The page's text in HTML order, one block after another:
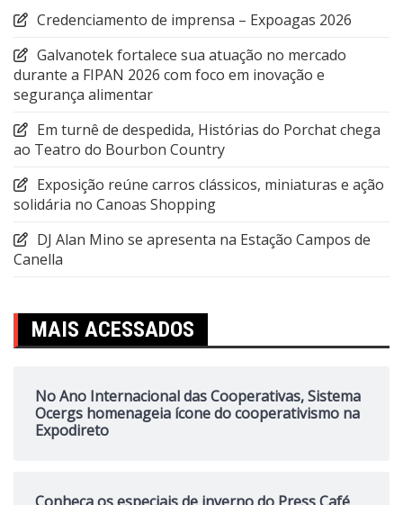
Credenciamento de imprensa – Expoagas 2026
Galvanotek fortalece sua atuação no mercado
durante a FIPAN 2026 com foco em inovação e
segurança alimentar
Em turnê de despedida, Histórias do Porchat chega
ao Teatro do Bourbon Country
Exposição reúne carros clássicos, miniaturas e ação
solidária no Canoas Shopping
DJ Alan Mino se apresenta na Estação Campos de
Canella
MAIS ACESSADOS
No Ano Internacional das Cooperativas, Sistema
Ocergs homenageia ícone do cooperativismo na
Expodireto